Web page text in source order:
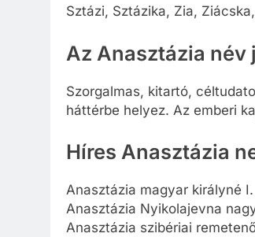
Sztázi, Sztázika, Zia,
Az Anasztázia név
Szorgalmas, kitartó,
háttérbe helyez. Az emberi
Híres Anasztázia
Anasztázia magyar királyné
Anasztázia Nyikolajevna
Anasztázia szibériai